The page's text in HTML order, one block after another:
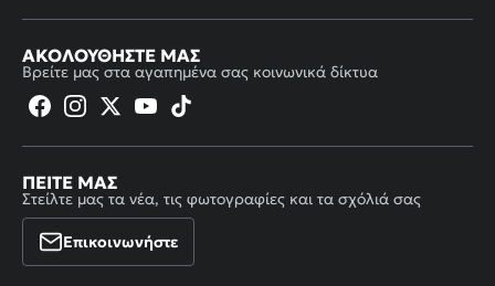
ΑΚΟΛΟΥΘΉΣΤΕ ΜΑΣ
Βρείτε μας στα αγαπημένα σας κοινωνικά δίκτυα
ΠΕΊΤΕ ΜΑΣ
Στείλτε μας τα νέα, τις φωτογραφίες και τα σχόλιά σας
Επικοινωνήστε